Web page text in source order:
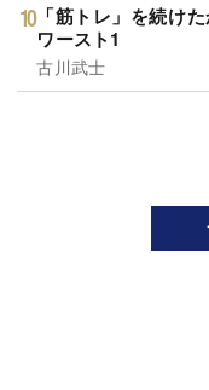
「筋トレ」を続け
ワースト1
古川武士